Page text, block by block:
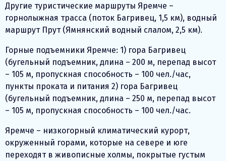
Другие туристические маршруты Яремче –
горнолыжная трасса (поток Багривец, 1,5 км), водный
маршрут Прут (Ямнянский водный слалом, 2,5 км).
Горные подъемники Яремче: 1) гора Багривец
(бугельный подъемник, длина – 200 м, перепад высот
– 105 м, пропускная способность – 100 чел./час,
пункты проката и питания 2) гора Багривец
(бугельный подъемник, длина – 250 м, перепад высот
– 105 м, пропускная способность – 100 чел./час.
Яремче – низкогорный климатический курорт,
окруженный горами, которые на севере и юге
переходят в живописные холмы, покрытые густым